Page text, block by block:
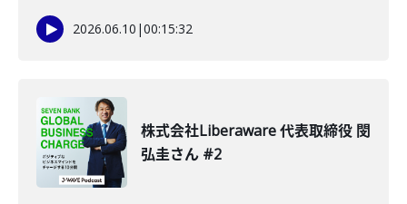
2026.06.10 |00:15:32
株式会社Liberaware 代表取締役 閔
弘圭さん #2